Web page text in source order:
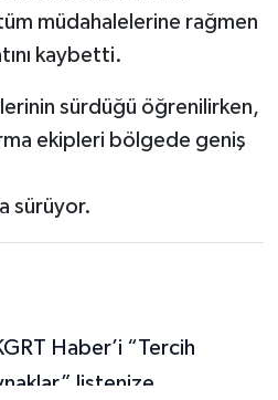
müdahalelerine rağmen
kaybetti.
sürdüğü öğrenilirken,
ekipleri bölgede geniş
sürüyor.